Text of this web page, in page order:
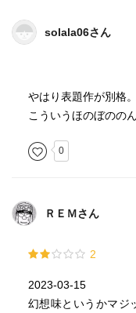
solala06さん
やはり表題作が別格。
こういうほのぼのの
0
ＲＥＭさん
2
2023-03-15
幻想味というかマジ